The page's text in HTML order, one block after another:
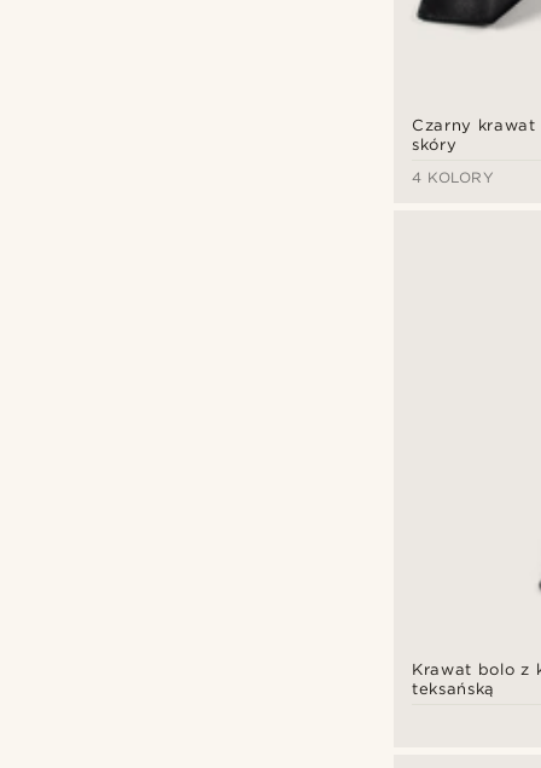
Czarny krawat
skóry
4 KOLORY
Krawat bolo z
teksańską